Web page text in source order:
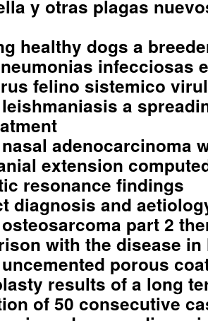
y otras plagas
healthy dogs a
infecciosas
felino sistemico
a
adenocarcinoma
extension
resonance findings
diagnosis and
part 2
with the disease in
porous
results of a long
of 50 consecutive